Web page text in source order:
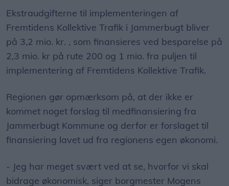
Ekstraudgifterne til implementeringen af
Fremtidens Kollektive Trafik i Jammerbugt bliver
på 3,2 mio. kr. , som finansieres ved besparelse på
2,3 mio. kr på rute 200 og 1 mio. fra puljen til
implementering af Fremtidens Kollektive Trafik.
Regionen gør opmærksom på, at der ikke er
kommet noget forslag til medfinansiering fra
Jammerbugt Kommune og derfor er forslaget til
finansiering lavet ud fra regionens egen økonomi.
- Jeg har meget svært ved at se, hvorfor vi skal
bidrage økonomisk, siger borgmester Mogens